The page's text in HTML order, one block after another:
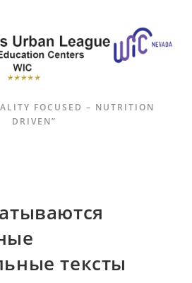
FOCUSED – NUTRITION
DRIVEN”
тексты